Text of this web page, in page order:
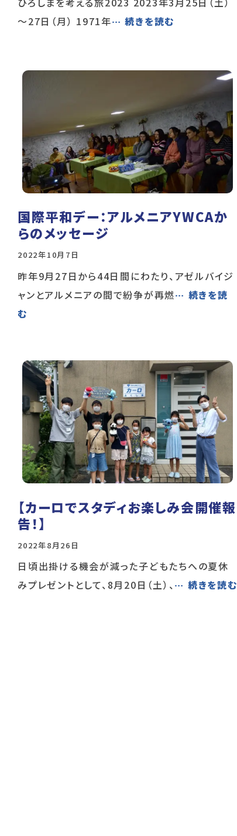
～27日（月） 1971年… 続きを読む
国際平和デー：アルメニアYWCAか
らのメッセージ
2022年10月7日
昨年9月27日から44日間にわたり、アゼルバイジ
ャンとアルメニアの間で紛争が再燃… 続きを読
む
【カーロでスタディお楽しみ会開催報
告！】
2022年8月26日
日頃出掛ける機会が減った子どもたちへの夏休
みプレゼントとして、8月20日（土）、… 続きを読む